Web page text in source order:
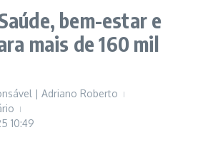
bem-estar e
mais de 160 mil
| Adriano Roberto
10:49